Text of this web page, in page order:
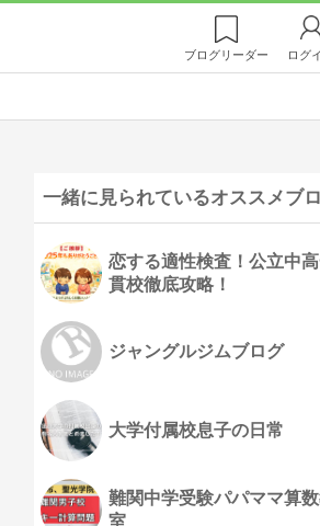
ブログリーダー ログ
一緒に見られているオススメブ
恋する適性検査！公立中
貫校徹底攻略！
ジャングルジムブログ
大学付属校息子の日常
難関中学受験パパママ算
室